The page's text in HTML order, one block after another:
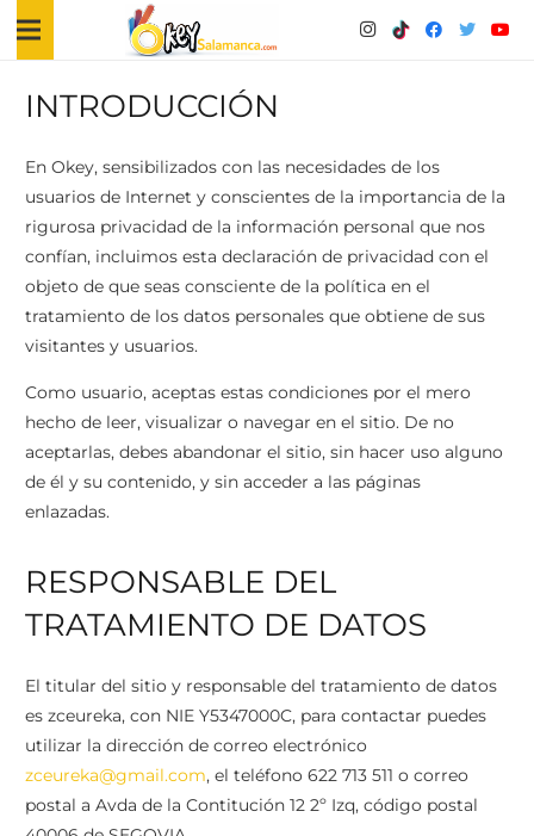
INTRODUCCIÓN
En Okey, sensibilizados con las necesidades de los
usuarios de Internet y conscientes de la importancia de la
rigurosa privacidad de la información personal que nos
confían, incluimos esta declaración de privacidad con el
objeto de que seas consciente de la política en el
tratamiento de los datos personales que obtiene de sus
visitantes y usuarios.
Como usuario, aceptas estas condiciones por el mero
hecho de leer, visualizar o navegar en el sitio. De no
aceptarlas, debes abandonar el sitio, sin hacer uso alguno
de él y su contenido, y sin acceder a las páginas
enlazadas.
RESPONSABLE DEL
TRATAMIENTO DE DATOS
El titular del sitio y responsable del tratamiento de datos
es zceureka, con NIE Y5347000C, para contactar puedes
utilizar la dirección de correo electrónico
zceureka@gmail.com, el teléfono 622 713 511 o correo
postal a Avda de la Contitución 12 2º Izq, código postal